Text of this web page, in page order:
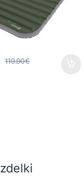
119.90€